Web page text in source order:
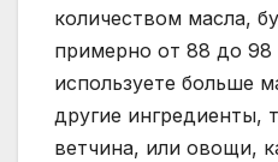
количеством масла,
примерно от 88 до 98
используете больше
другие ингредиенты,
ветчина, или овощи,